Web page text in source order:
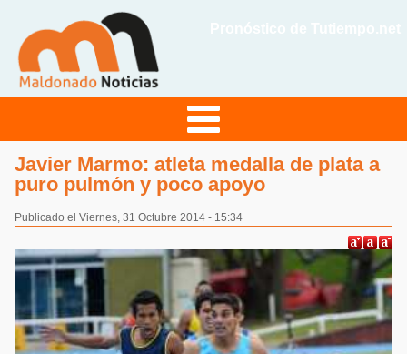
Javier Marmo: atleta medalla de plata a
puro pulmón y poco apoyo
Publicado el Viernes, 31 Octubre 2014 - 15:34